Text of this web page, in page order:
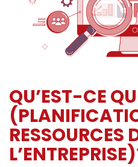
QU’EST-CE
RESSOURCES